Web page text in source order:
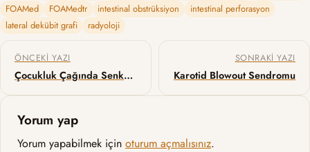
FOAMed
FOAMedtr intestinal obstrüksiyon
intestinal perforasyon
lateral dekübit grafi
radyoloji
Yazı gezinmesi
ÖNCEKI YAZI
Çocukluk Çağında Senkopa Yaklaşım
SONRAKI YAZI
Karotid Blowout Sendromu
Yorum yap
Yorum yapabilmek için oturum açmalısınız.